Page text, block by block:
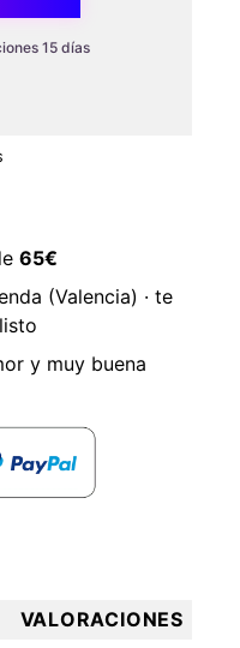
15 días
65€
(Valencia) · te
y muy buena
VALORACIONES